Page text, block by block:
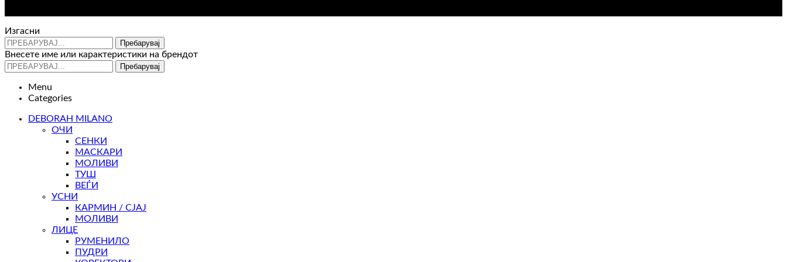
Изгасни
Пребарувај
Внесете име или карактеристики на брендот
Пребарувај
Menu
Categories
DEBORAH MILANO
ОЧИ
СЕНКИ
МАСКАРИ
МОЛИВИ
ТУШ
ВЕЃИ
УСНИ
КАРМИН / СЈАЈ
МОЛИВИ
ЛИЦЕ
РУМЕНИЛО
ПУДРИ